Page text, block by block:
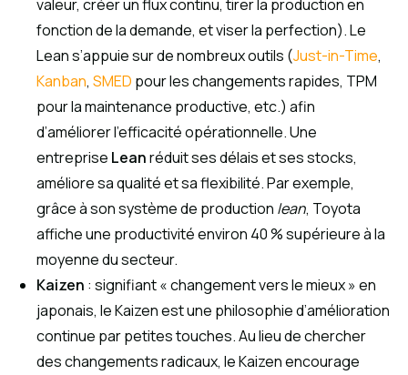
valeur, créer un flux continu, tirer la production en
fonction de la demande, et viser la perfection). Le
Lean s’appuie sur de nombreux outils (Just-in-Time,
Kanban, SMED pour les changements rapides, TPM
pour la maintenance productive, etc.) afin
d’améliorer l’efficacité opérationnelle. Une
entreprise Leanréduit ses délais et ses stocks,
améliore sa qualité et sa flexibilité. Par exemple,
grâce à son système de production lean, Toyota
affiche une productivité environ 40 % supérieure à la
moyenne du secteur.
Kaizen : signifiant « changement vers le mieux » en
japonais, le Kaizen est une philosophie d’amélioration
continue par petites touches. Au lieu de chercher
des changements radicaux, le Kaizen encourage